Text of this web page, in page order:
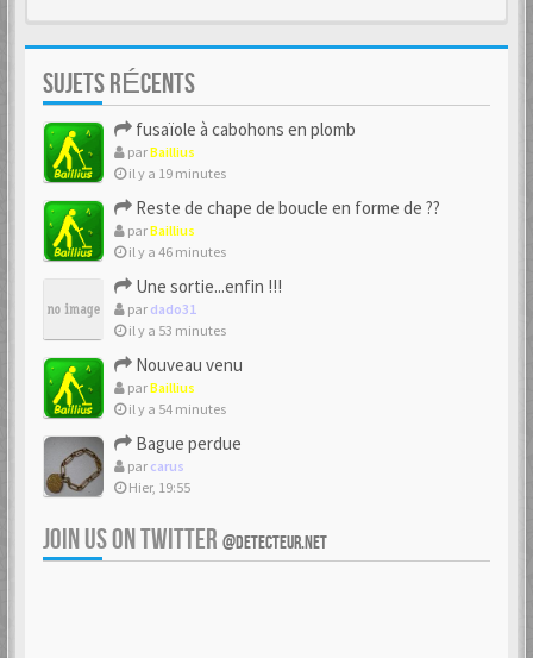
SUJETS RÉCENTS
fusaïole à cabohons en plomb
parBaillius
il y a 19 minutes
Reste de chape de boucle en forme de ??
parBaillius
il y a 46 minutes
Une sortie...enfin !!!
par dado31
il y a 53 minutes
Nouveau venu
parBaillius
il y a 54 minutes
Bague perdue
par carus
Hier, 19:55
JOIN US ON TWITTER @DETECTEUR.NET